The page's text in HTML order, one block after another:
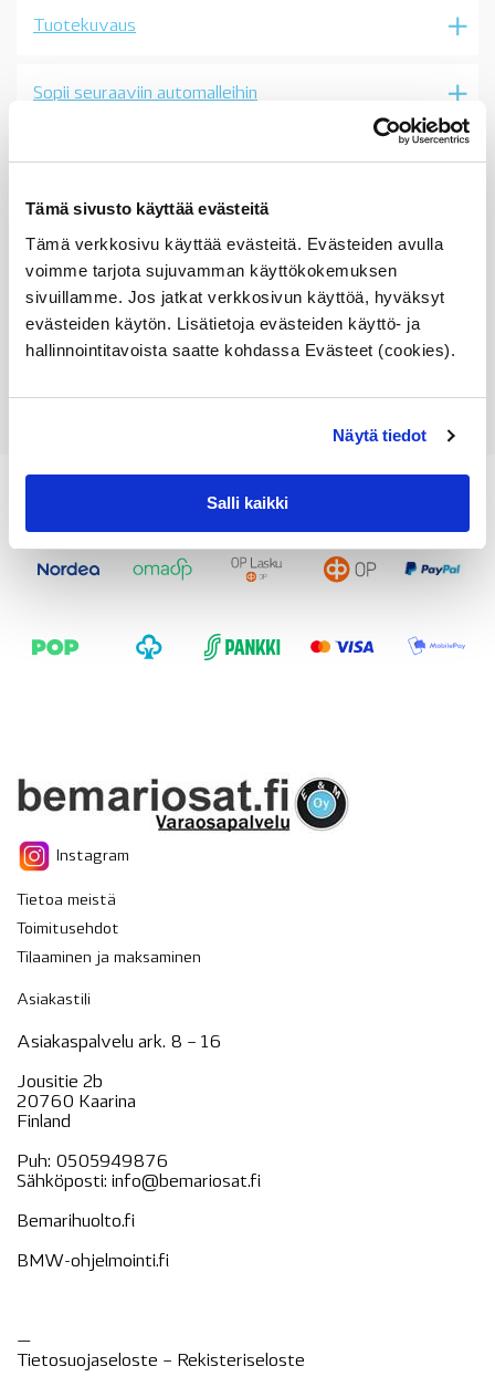
Tämä sivusto käyttää evästeitä
Tämä verkkosivu käyttää evästeitä. Evästeiden avulla
voimme tarjota sujuvamman käyttökokemuksen
sivuillamme. Jos jatkat verkkosivun käyttöä, hyväksyt
evästeiden käytön. Lisätietoja evästeiden käyttö- ja
hallinnointitavoista saatte kohdassa Evästeet (cookies).
Näytä tiedot
Salli kaikki
16mm,
määrä
Tuotekuvaus
Sopii seuraaviin automalleihin
Vertailunumerot
Osan vertailunumerot:
33556761004
3355 6 761 004
33 55 6 761 004
6761004
Instagram
Tietoa meistä
Toimitusehdot
Tilaaminen ja maksaminen
Asiakastili
Asiakaspalvelu ark. 8 – 16
Jousitie 2b
20760 Kaarina
Finland
Puh: 0505949876
Sähköposti: info@bemariosat.fi
Bemarihuolto.fi
BMW-ohjelmointi.fi
—
Tietosuojaseloste – Rekisteriseloste